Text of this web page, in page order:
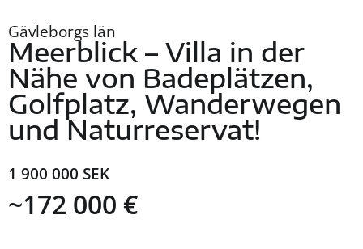
Gävleborgs län
Meerblick – Villa in der
Nähe von Badeplätzen,
Golfplatz, Wanderwegen
und Naturreservat!
1 900 000 SEK
~172 000 €